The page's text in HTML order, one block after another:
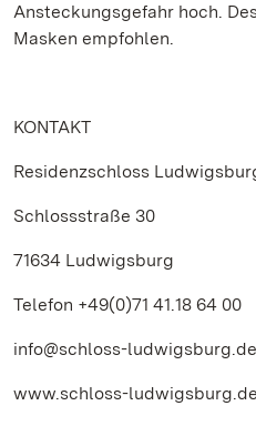
Ansteckungsgefahr hoch.
Masken empfohlen.
KONTAKT
Residenzschloss
Schlossstraße 30
71634 Ludwigsburg
Telefon +49(0)71 41.18 64 00
info@schloss-ludwigsburg.de
www.schloss-ludwigsburg.de